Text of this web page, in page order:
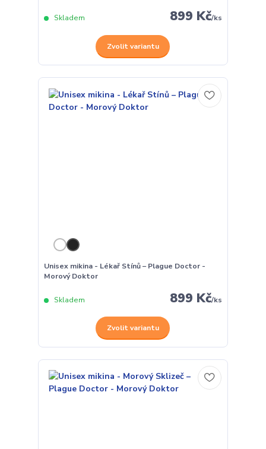
899 Kč/ks
Skladem
Zvolit variantu
Unisex mikina - Lékař Stínů – Plague Doctor -
Morový Doktor
899 Kč/ks
Skladem
Zvolit variantu